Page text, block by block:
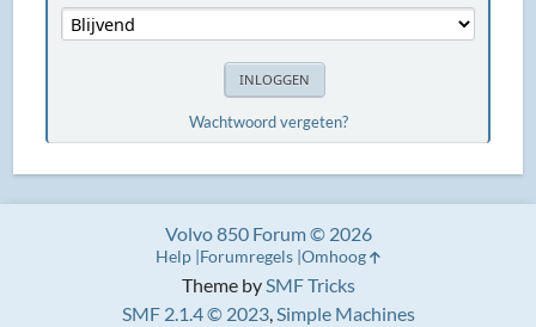
Wachtwoord vergeten?
Theme bySMF Tricks
SMF 2.1.4 © 2023,Simple Machines
Volvo 850 Forum © 2026
Help Forumregels Omhoog